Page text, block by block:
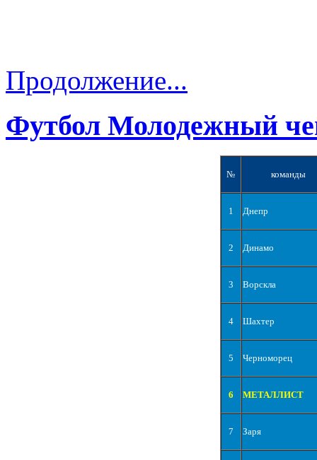
Продолжение...
Футбол Молодежный
№ команды
1 Днепр
2 Динамо
3 Ворскла
4 Шахтер
5 Черноморец
6 МЕТАЛЛИСТ
7 Заря